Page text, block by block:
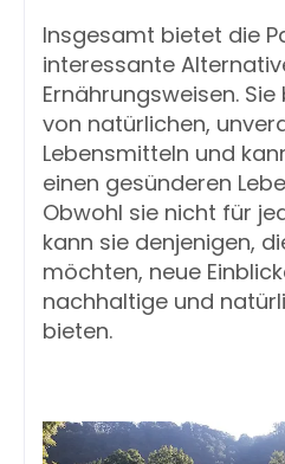
Insgesamt bietet die
interessante
Ernährungsweisen.
von natürlichen,
Lebensmitteln und
einen gesünderen
Obwohl sie nicht für
kann sie denjenigen,
möchten, neue
nachhaltige und
bieten.